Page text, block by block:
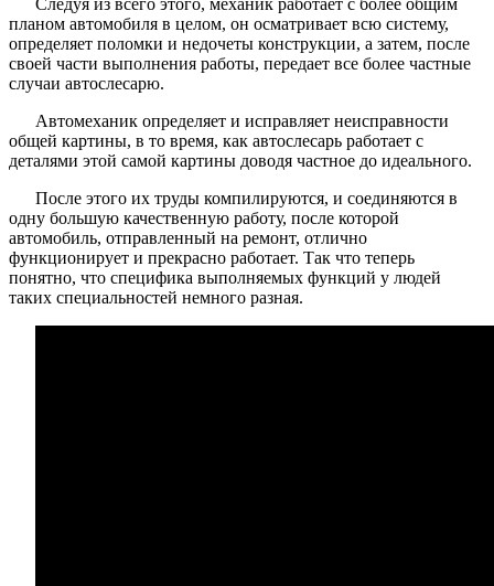
Следуя из всего этого, механик работает с более общим
планом автомобиля в целом, он осматривает всю систему,
определяет поломки и недочеты конструкции, а затем, после
своей части выполнения работы, передает все более частные
случаи автослесарю.
Автомеханик определяет и исправляет неисправности
общей картины, в то время, как автослесарь работает с
деталями этой самой картины доводя частное до идеального.
После этого их труды компилируются, и соединяются в
одну большую качественную работу, после которой
автомобиль, отправленный на ремонт, отлично
функционирует и прекрасно работает. Так что теперь
понятно, что специфика выполняемых функций у людей
таких специальностей немного разная.